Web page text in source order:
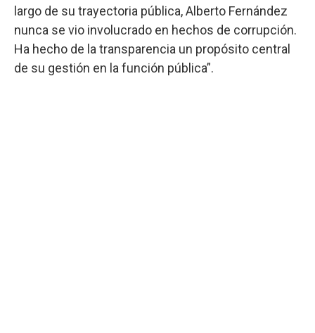
largo de su trayectoria pública, Alberto Fernández
nunca se vio involucrado en hechos de corrupción.
Ha hecho de la transparencia un propósito central
de su gestión en la función pública”.